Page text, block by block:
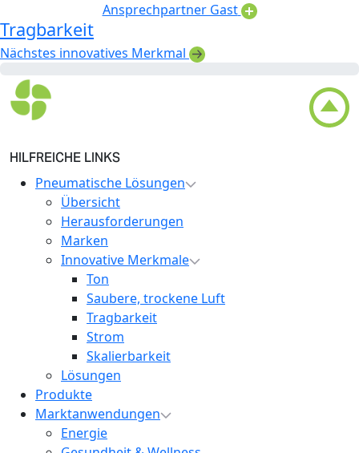
Ansprechpartner Gast
Tragbarkeit
Nächstes innovatives Merkmal
HILFREICHE LINKS
Pneumatische Lösungen
Übersicht
Herausforderungen
Marken
Innovative Merkmale
Ton
Saubere, trockene Luft
Tragbarkeit
Strom
Skalierbarkeit
Lösungen
Produkte
Marktanwendungen
Energie